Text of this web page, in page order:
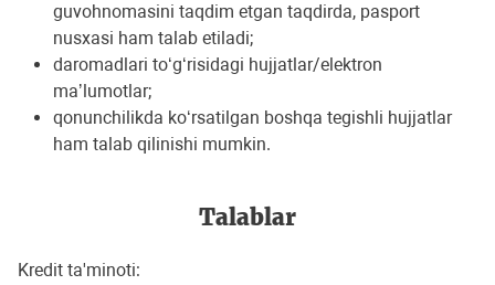
guvohnomasini taqdim etgan taqdirda, pasport
nusxasi ham talab etiladi;
daromadlari to‘g‘risidagi hujjatlar/elektron
maʼlumotlar;
qonunchilikda ko‘rsatilgan boshqa tegishli hujjatlar
ham talab qilinishi mumkin.
Talablar
Kredit ta'minoti: